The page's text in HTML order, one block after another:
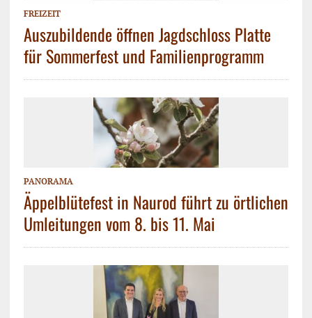
FREIZEIT
Auszubildende öffnen Jagdschloss Platte
für Sommerfest und Familienprogramm
PANORAMA
Äppelblütefest in Naurod führt zu örtlichen
Umleitungen vom 8. bis 11. Mai